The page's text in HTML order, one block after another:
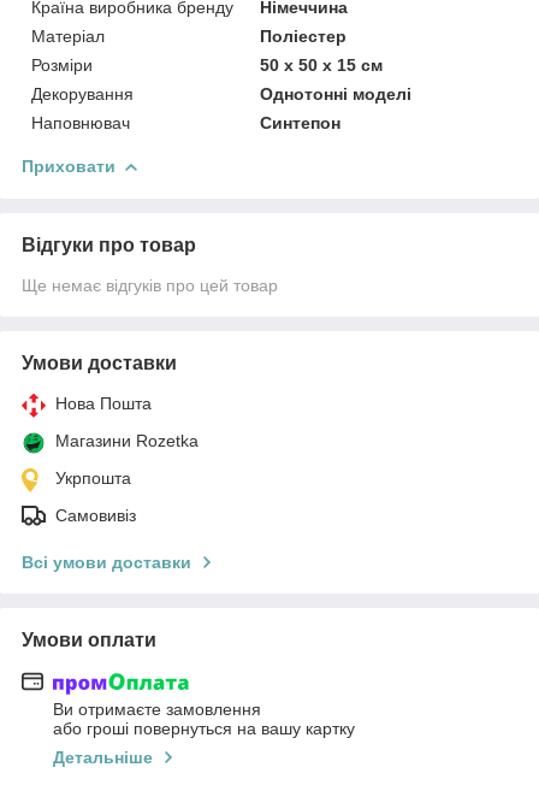
Країна виробника бренду
Німеччина
Матеріал
Поліестер
Розміри
50 х 50 х 15 см
Декорування
Однотонні моделі
Наповнювач
Синтепон
Приховати
Відгуки про товар
Ще немає відгуків про цей товар
Умови доставки
Нова Пошта
Магазини Rozetka
Укрпошта
Самовивіз
Всі умови доставки
Умови оплати
Ви отримаєте замовлення
або гроші повернуться на вашу картку
Детальніше